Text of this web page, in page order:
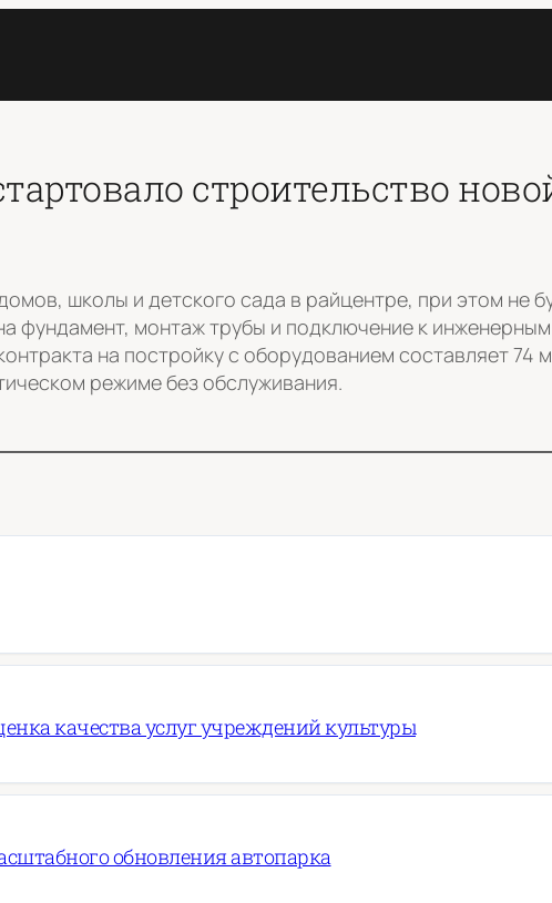
строительство
школы и детского сада в райцентре, при этом не
фундамент, монтаж трубы и подключение к
на постройку с оборудованием составляет 74
режиме без обслуживания.
качества услуг учреждений культуры
обновления автопарка